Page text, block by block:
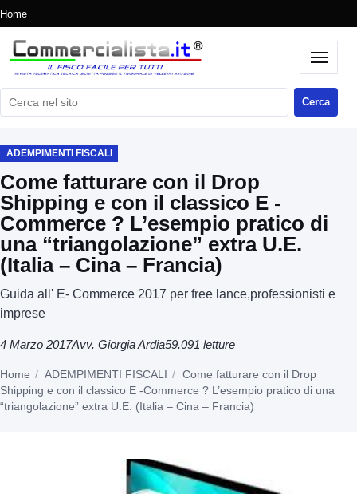
Home
Cerca nel sito Cerca
ADEMPIMENTI FISCALI
Come fatturare con il Drop
Shipping e con il classico E -
Commerce ? L’esempio pratico di
una “triangolazione” extra U.E.
(Italia – Cina – Francia)
Guida all' E- Commerce 2017 per free lance,professionisti e
imprese
4 Marzo 2017Avv. Giorgia Ardia59.091 letture
Home ADEMPIMENTI FISCALI
Come fatturare con il Drop
Shipping e con il classico E -Commerce ? L’esempio pratico di una
“triangolazione” extra U.E. (Italia – Cina – Francia)